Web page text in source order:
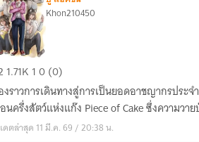
ชินี
Khon210450
1.71K 10 (0)
งราวการเดินทางสู่การเป็นยอดอาชญากรประ
นครึ่งสัตว์แห่งแก๊ง Piece of Cake ซึ่งความว
ดตล่าสุด 11 มี.ค. 69 / 20:38 น.